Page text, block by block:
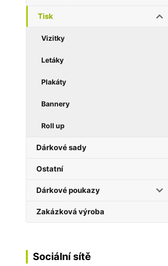
Tisk
Vizitky
Letáky
Plakáty
Bannery
Roll up
Dárkové sady
Ostatní
Dárkové poukazy
Zakázková výroba
Sociální sítě